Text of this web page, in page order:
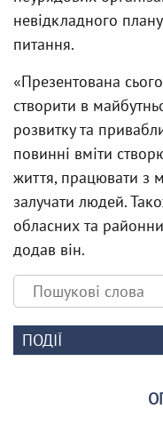
невідкладного
питання.
«Презентована
створити в
розвитку та
повинні вміти
життя, працювати з
залучати людей.
обласних та
додав він.
ПОДІЇ